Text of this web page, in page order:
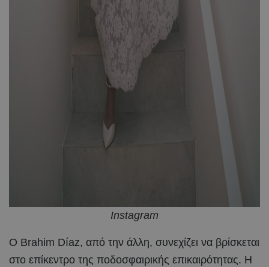
Instagram
Ο Brahim Díaz, από την άλλη, συνεχίζει να βρίσκεται
στο επίκεντρο της ποδοσφαιρικής επικαιρότητας. Η